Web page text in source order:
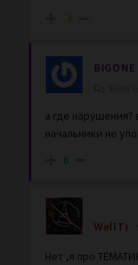
-3
BIGONE
а где нарушения?
начальники не
6
WellTi
Нет ,я про